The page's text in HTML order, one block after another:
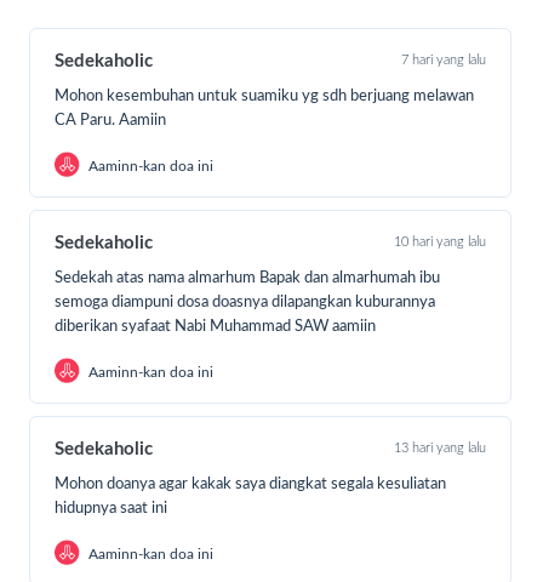
Kapasitas rumah singgah di setiap wilayah berbeda-beda,
mulai dari 5 pasien hingga terbanyak mencapai 30an
menampung hingga 17 pasien per rumah.
Foto : kebersamaan pasien di rumah singgah #SR Jakarta
Pasien yang singgah datang dari beragam usia dan dengan
berbagai keluhan penyakit seperti kanker, tumor, kelainan
jantung, sakit ginjal, patah tulang, dan lainnya. Ada yang
singgah karena menanti jadwal kontrol, kemoterapi,
Selain menyediakan tempat tinggal, Rumah Singgah #SR
Sedekaholic 7 hari yang lalu
Mohon kesembuhan untuk suamiku yg sdh berjuang melawan
CA Paru. Aamiin
Aaminn-kan doa ini
Sedekaholic 10 hari yang lalu
Sedekah atas nama almarhum Bapak dan almarhumah ibu
semoga diampuni dosa doasnya dilapangkan kuburannya
diberikan syafaat Nabi Muhammad SAW aamiin
Aaminn-kan doa ini
Sedekaholic 13 hari yang lalu
Mohon doanya agar kakak saya diangkat segala kesuliatan
hidupnya saat ini
Aaminn-kan doa ini